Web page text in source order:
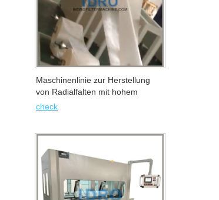
für
Staubfilterpatronen
Maschinen
für
schmelzgeblasene
Filter
Wickelfilterkerzenmaschinen
Filterbeutelmaschinen
für
Kunststoffrohrteile
Filtereinsatz,
der
Maschinenlinie zur Herstellung
von Radialfalten mit hohem
Durchfluss für plissierte
check